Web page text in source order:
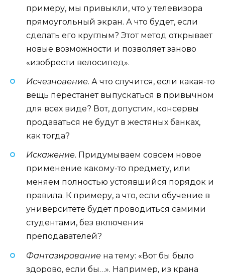
примеру, мы привыкли, что у телевизора
прямоугольный экран. А что будет, если
сделать его круглым? Этот метод открывает
новые возможности и позволяет заново
«изобрести велосипед».
Исчезновение. А что случится, если какая-то
вещь перестанет выпускаться в привычном
для всех виде? Вот, допустим, консервы
продаваться не будут в жестяных банках,
как тогда?
Искажение. Придумываем совсем новое
применение какому-то предмету, или
меняем полностью устоявшийся порядок и
правила. К примеру, а что, если обучение в
университете будет проводиться самими
студентами, без включения
преподавателей?
Фантазирование на тему: «Вот бы было
здорово, если бы…». Например, из крана